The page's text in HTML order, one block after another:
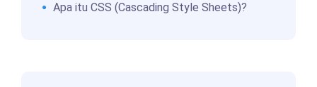
Apa itu CSS (Cascading Style Sheets)?